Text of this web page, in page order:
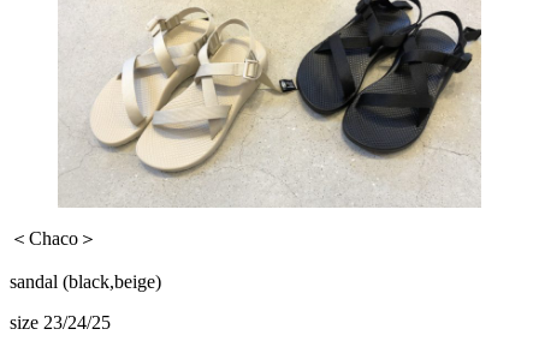
＜Chaco＞
sandal (black,beige)
size 23/24/25